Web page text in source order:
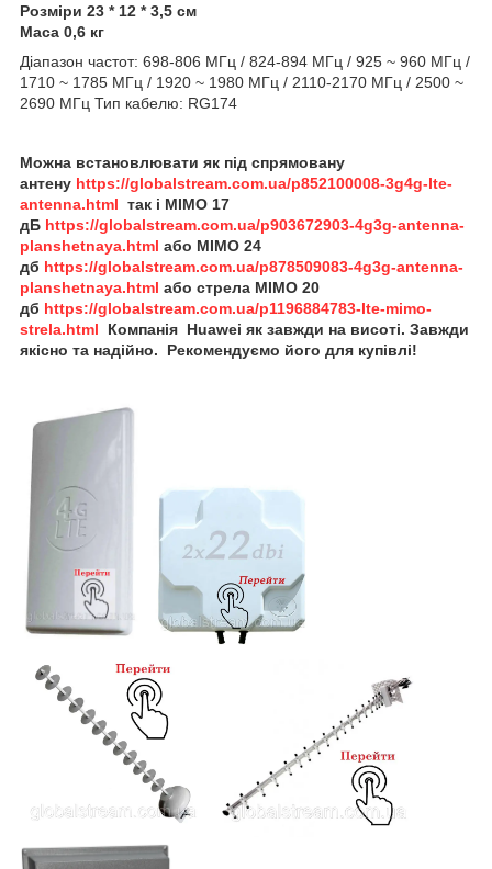
Розміри 23 * 12 * 3,5 см
Маса 0,6 кг
Діапазон частот: 698-806 МГц / 824-894 МГц / 925 ~ 960 МГц /
1710 ~ 1785 МГц / 1920 ~ 1980 МГц / 2110-2170 МГц / 2500 ~
2690 МГц Тип кабелю: RG174
Можна встановлювати як під спрямовану
антену https://globalstream.com.ua/p852100008-3g4g-lte-
antenna.html так і MIMO 17
дБ https://globalstream.com.ua/p903672903-4g3g-antenna-
planshetnaya.html або MIMO 24
дб https://globalstream.com.ua/p878509083-4g3g-antenna-
planshetnaya.html або стрела MIMO 20
дб https://globalstream.com.ua/p1196884783-lte-mimo-
strela.html
Компанія Huawei як завжди на висоті. Завжди
якісно та надійно. Рекомендуємо його для купівлі!